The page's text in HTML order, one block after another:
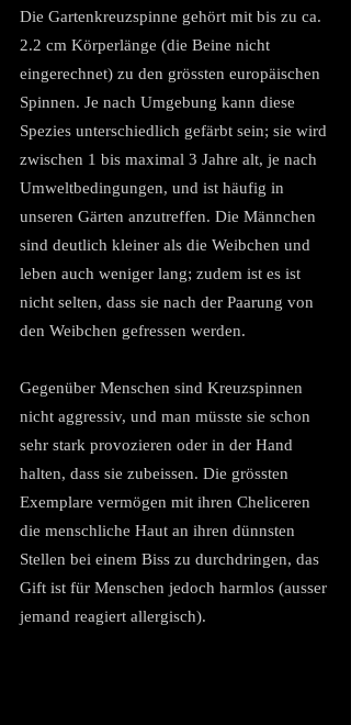
Die Gartenkreuzspinne gehört mit bis zu ca.
2.2 cm Körperlänge (die Beine nicht
eingerechnet) zu den grössten europäischen
Spinnen. Je nach Umgebung kann diese
Spezies unterschiedlich gefärbt sein; sie wird
zwischen 1 bis maximal 3 Jahre alt, je nach
Umweltbedingungen, und ist häufig in
unseren Gärten anzutreffen. Die Männchen
sind deutlich kleiner als die Weibchen und
leben auch weniger lang; zudem ist es ist
nicht selten, dass sie nach der Paarung von
den Weibchen gefressen werden.
Gegenüber Menschen sind Kreuzspinnen
nicht aggressiv, und man müsste sie schon
sehr stark provozieren oder in der Hand
halten, dass sie zubeissen. Die grössten
Exemplare vermögen mit ihren Cheliceren
die menschliche Haut an ihren dünnsten
Stellen bei einem Biss zu durchdringen, das
Gift ist für Menschen jedoch harmlos (ausser
jemand reagiert allergisch).